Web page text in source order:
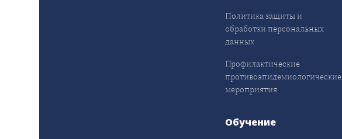
Политика защиты и
обработки персональных
данных
Профилактические
противоэпидемиологические
мероприятия
Обучение